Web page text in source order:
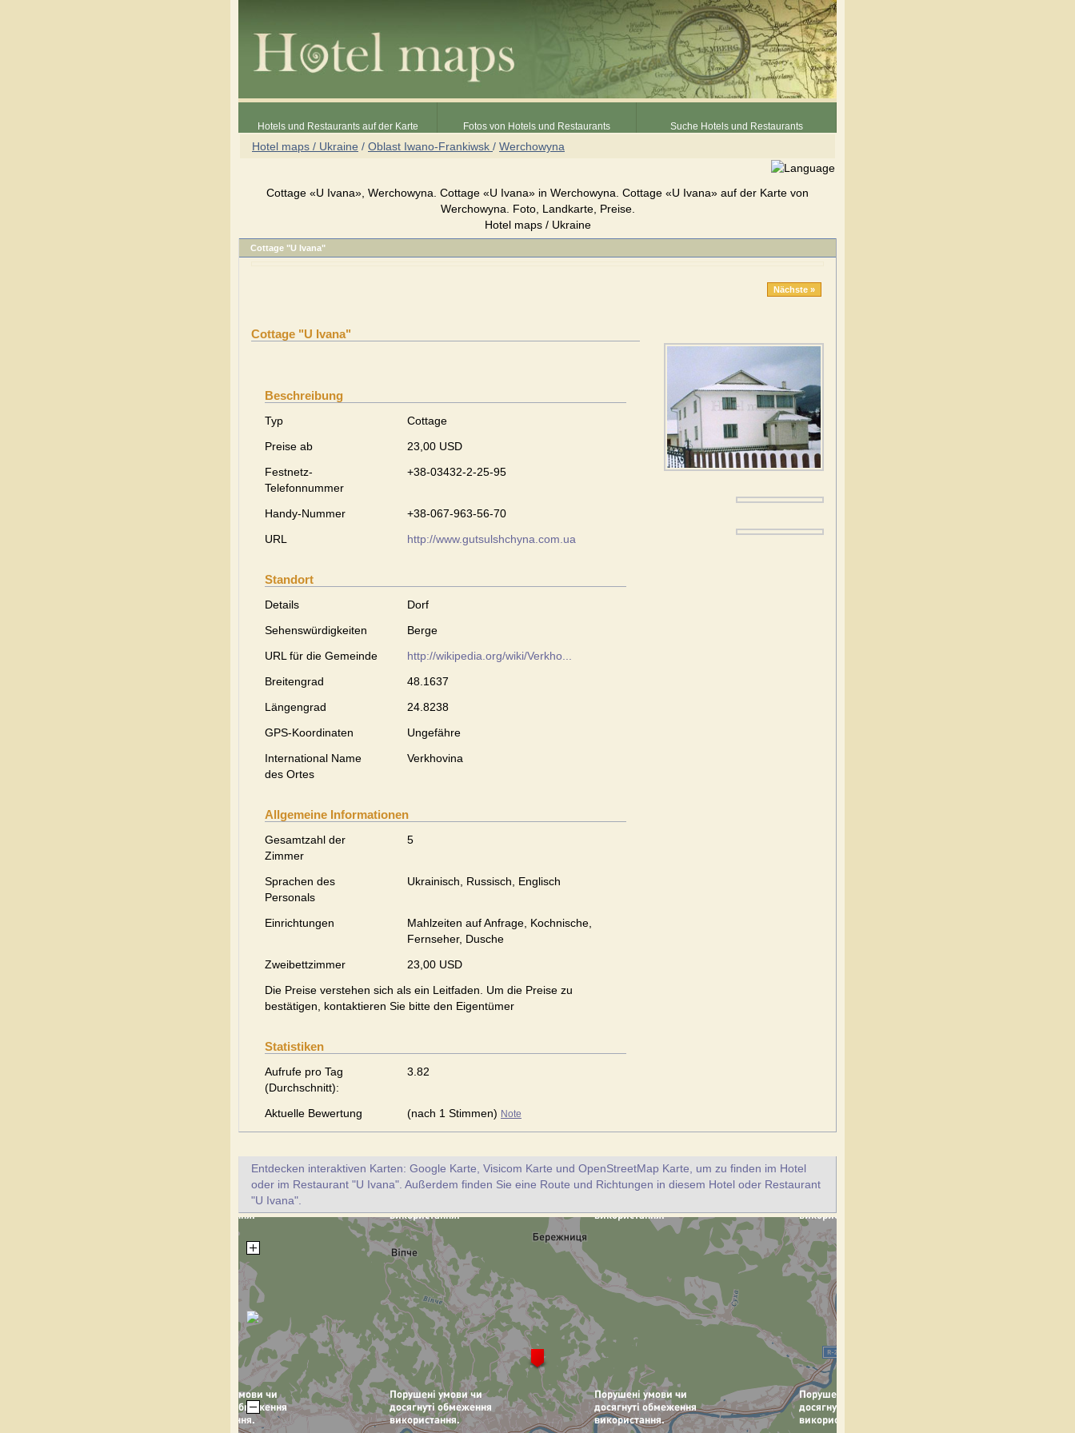
Hotels und Restaurants auf der Karte Fotos von Hotels und Restaurants Suche Hotels und Restaurants
Hotel maps / Ukraine / Oblast Iwano-Frankiwsk / Werchowyna
Cottage «U Ivana», Werchowyna. Cottage «U Ivana» in Werchowyna. Cottage «U Ivana» auf der Karte von
Werchowyna. Foto, Landkarte, Preise.
Hotel maps / Ukraine
Cottage "U Ivana"
Nächste »
Cottage "U Ivana"
Beschreibung
Typ
Cottage
Preise ab
23,00 USD
Festnetz-
Telefonnummer
+38-03432-2-25-95
Handy-Nummer
+38-067-963-56-70
URL
http://www.gutsulshchyna.com.ua
Standort
Details
Dorf
Sehenswürdigkeiten
Berge
URL für die Gemeinde
http://wikipedia.org/wiki/Verkho...
Breitengrad
48.1637
Längengrad
24.8238
GPS-Koordinaten
Ungefähre
International Name
des Ortes
Verkhovina
Allgemeine Informationen
Gesamtzahl der
Zimmer
5
Sprachen des
Personals
Ukrainisch, Russisch, Englisch
Einrichtungen
Mahlzeiten auf Anfrage, Kochnische,
Fernseher, Dusche
Zweibettzimmer
23,00 USD
Die Preise verstehen sich als ein Leitfaden. Um die Preise zu
bestätigen, kontaktieren Sie bitte den Eigentümer
Statistiken
Aufrufe pro Tag
(Durchschnitt):
3.82
Aktuelle Bewertung (nach 1 Stimmen) Note
Entdecken interaktiven Karten: Google Karte, Visicom Karte und OpenStreetMap Karte, um zu finden im Hotel
oder im Restaurant "U Ivana". Außerdem finden Sie eine Route und Richtungen in diesem Hotel oder Restaurant
"U Ivana".